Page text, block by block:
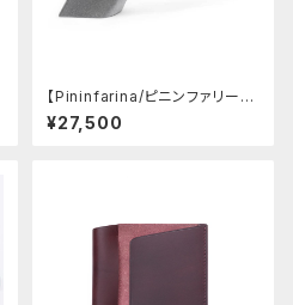
【Pininfarina/ピニンファリー
ナ】Speedform (チタン)
¥27,500